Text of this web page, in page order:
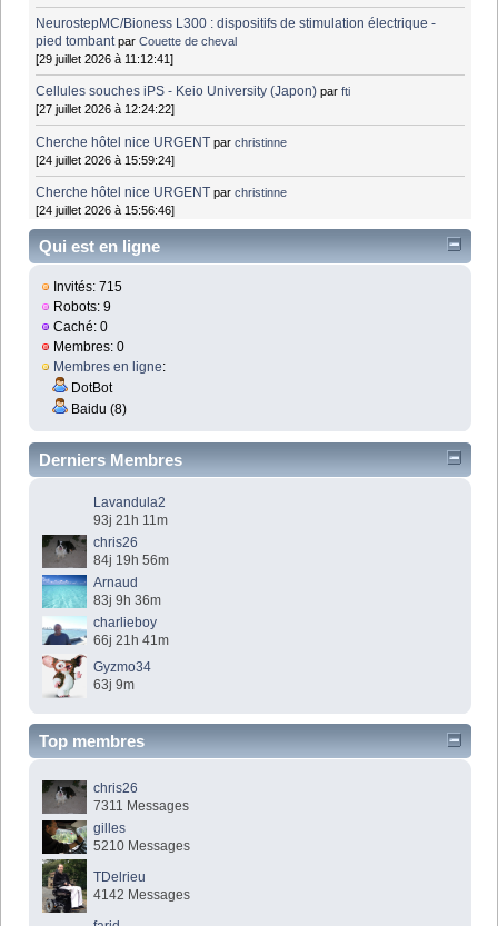
NeurostepMC/Bioness L300 : dispositifs de stimulation électrique -
pied tombant parCouette de cheval
[29 juillet 2026 à 11:12:41]
Cellules souches iPS - Keio University (Japon) parfti
[27 juillet 2026 à 12:24:22]
Cherche hôtel nice URGENT parchristinne
[24 juillet 2026 à 15:59:24]
Cherche hôtel nice URGENT parchristinne
[24 juillet 2026 à 15:56:46]
Qui est en ligne
Invités: 715
Robots: 9
Caché: 0
Membres: 0
Membres en ligne:
DotBot
Baidu (8)
Derniers Membres
Lavandula2
93j 21h 11m
chris26
84j 19h 56m
Arnaud
83j 9h 36m
charlieboy
66j 21h 41m
Gyzmo34
63j 9m
Top membres
chris26
7311 Messages
gilles
5210 Messages
TDelrieu
4142 Messages